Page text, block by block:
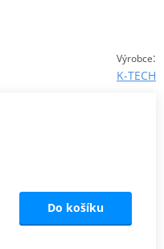
Výrobce:
K-TECH
Do košíku